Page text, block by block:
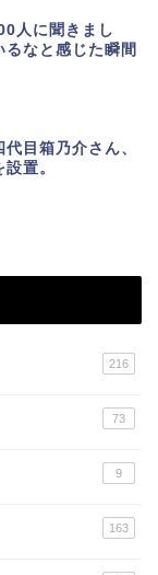
人に聞きまし
るなと感じた瞬間
目箱乃介さん、
置。
216
73
9
163